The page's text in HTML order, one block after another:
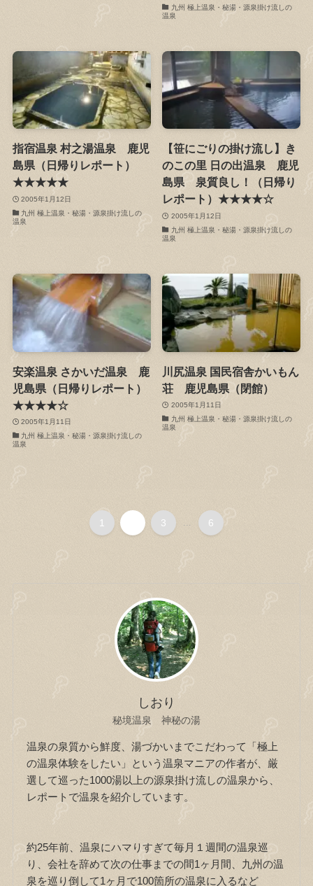
九州 極上温泉・秘湯・源泉掛け流しの
温泉
指宿温泉 村之湯温泉 鹿児
島県（日帰りレポート）
★★★★★
2005年1月12日
九州 極上温泉・秘湯・源泉掛け流しの
温泉
【笹にごりの掛け流し】き
のこの里 日の出温泉 鹿児
島県 泉質良し！（日帰り
レポート）★★★★☆
2005年1月12日
九州 極上温泉・秘湯・源泉掛け流しの
温泉
安楽温泉 さかいだ温泉 鹿
児島県（日帰りレポート）
★★★★☆
2005年1月11日
九州 極上温泉・秘湯・源泉掛け流しの
温泉
川尻温泉 国民宿舎かいもん
荘 鹿児島県（閉館）
2005年1月11日
九州 極上温泉・秘湯・源泉掛け流しの
温泉
1 3 6
しおり
秘境温泉 神秘の湯
温泉の泉質から鮮度、湯づかいまでこだわって「極上
の温泉体験をしたい」という温泉マニアの作者が、厳
選して巡った1000湯以上の源泉掛け流しの温泉から、
レポートで温泉を紹介しています。
約25年前、温泉にハマりすぎて毎月１週間の温泉巡
り、会社を辞めて次の仕事までの間1ヶ月間、九州の温
泉を巡り倒して1ヶ月で100箇所の温泉に入るなど